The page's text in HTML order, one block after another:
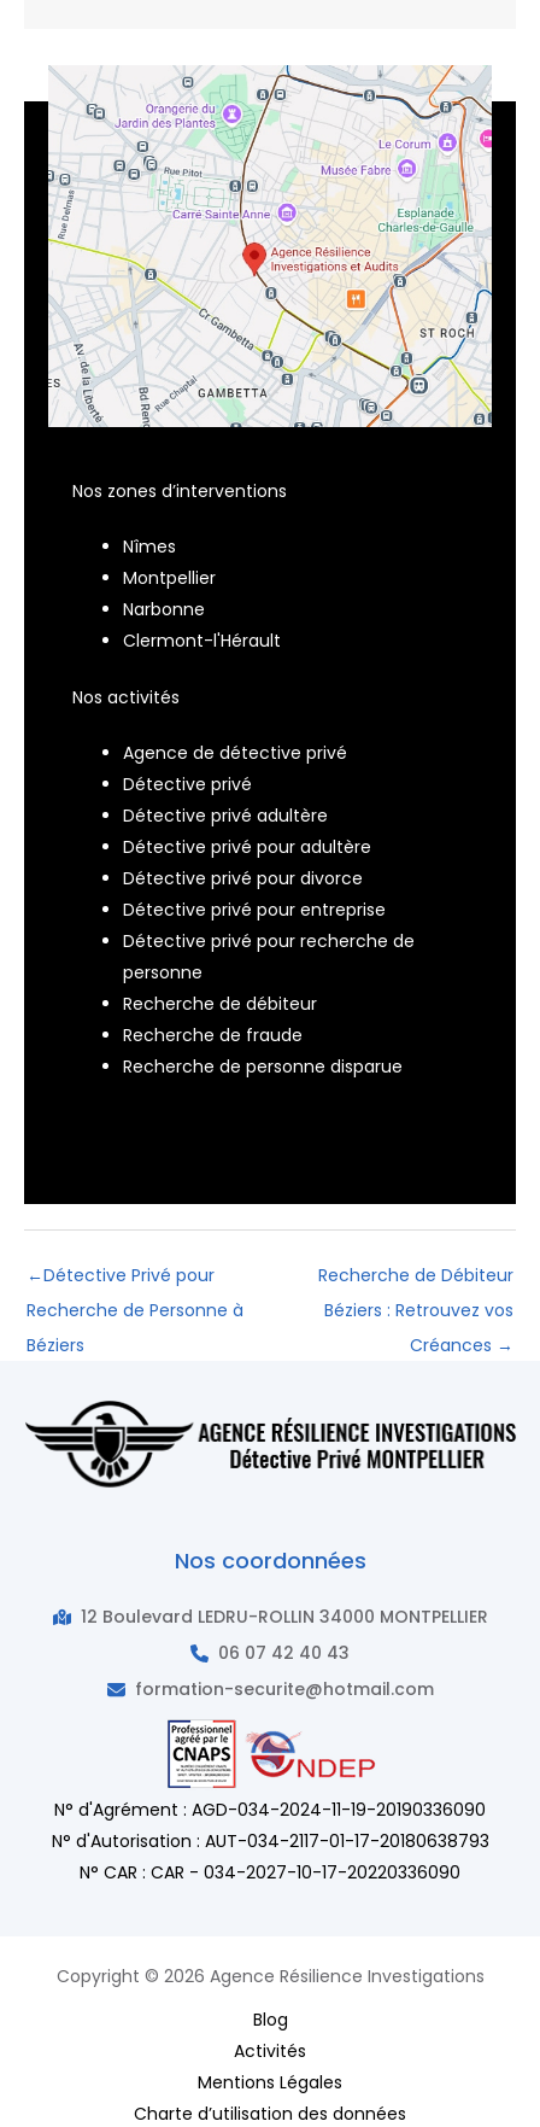
Nos zones d’interventions
Nîmes
Montpellier
Narbonne
Clermont-l'Hérault
Nos activités
Agence de détective privé
Détective privé
Détective privé adultère
Détective privé pour adultère
Détective privé pour divorce
Détective privé pour entreprise
Détective privé pour recherche de
personne
Recherche de débiteur
Recherche de fraude
Recherche de personne disparue
←Détective Privé pour
Recherche de Personne à
Béziers
Recherche de Débiteur
Béziers : Retrouvez vos
Créances →
Nos coordonnées
12 Boulevard LEDRU-ROLLIN 34000 MONTPELLIER
06 07 42 40 43
formation-securite@hotmail.com
N° d'Agrément : AGD-034-2024-11-19-20190336090
N° d'Autorisation : AUT-034-2117-01-17-20180638793
N° CAR : CAR - 034-2027-10-17-20220336090
Copyright © 2026 Agence Résilience Investigations
Blog
Activités
Mentions Légales
Charte d’utilisation des données